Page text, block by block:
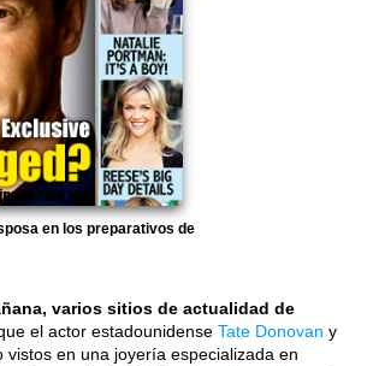
en los preparativos de
varios sitios de actualidad de
el actor estadounidense Tate Donovan y
vistos en una joyería especializada en